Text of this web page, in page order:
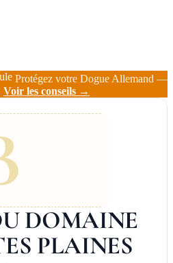
Protégez votre Dogue Allemand —
Voir les conseils →
DOMAINE
PLAINES